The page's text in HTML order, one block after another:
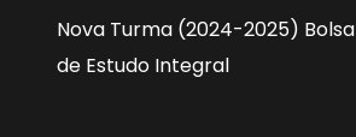
Nova Turma (2024-2025) Bolsa
de Estudo Integral